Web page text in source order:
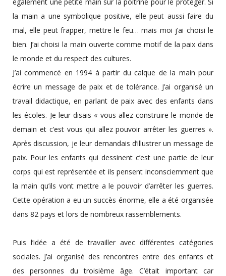
la main a une symbolique positive, elle peut aussi faire du
mal, elle peut frapper, mettre le feu… mais moi j’ai choisi le
bien. J’ai choisi la main ouverte comme motif de la paix dans
le monde et du respect des cultures.
J’ai commencé en 1994 à partir du calque de la main pour
écrire un message de paix et de tolérance. J’ai organisé un
travail didactique, en parlant de paix avec des enfants dans
les écoles. Je leur disais « vous allez construire le monde de
demain et c’est vous qui allez pouvoir arrêter les guerres ».
Après discussion, je leur demandais d’illustrer un message de
paix. Pour les enfants qui dessinent c’est une partie de leur
corps qui est représentée et ils pensent inconsciemment que
la main qu’ils vont mettre a le pouvoir d’arrêter les guerres.
Cette opération a eu un succès énorme, elle a été organisée
dans 82 pays et lors de nombreux rassemblements.
Puis l’idée a été de travailler avec différentes catégories
sociales. J’ai organisé des rencontres entre des enfants et
des personnes du troisième âge. C’était important car